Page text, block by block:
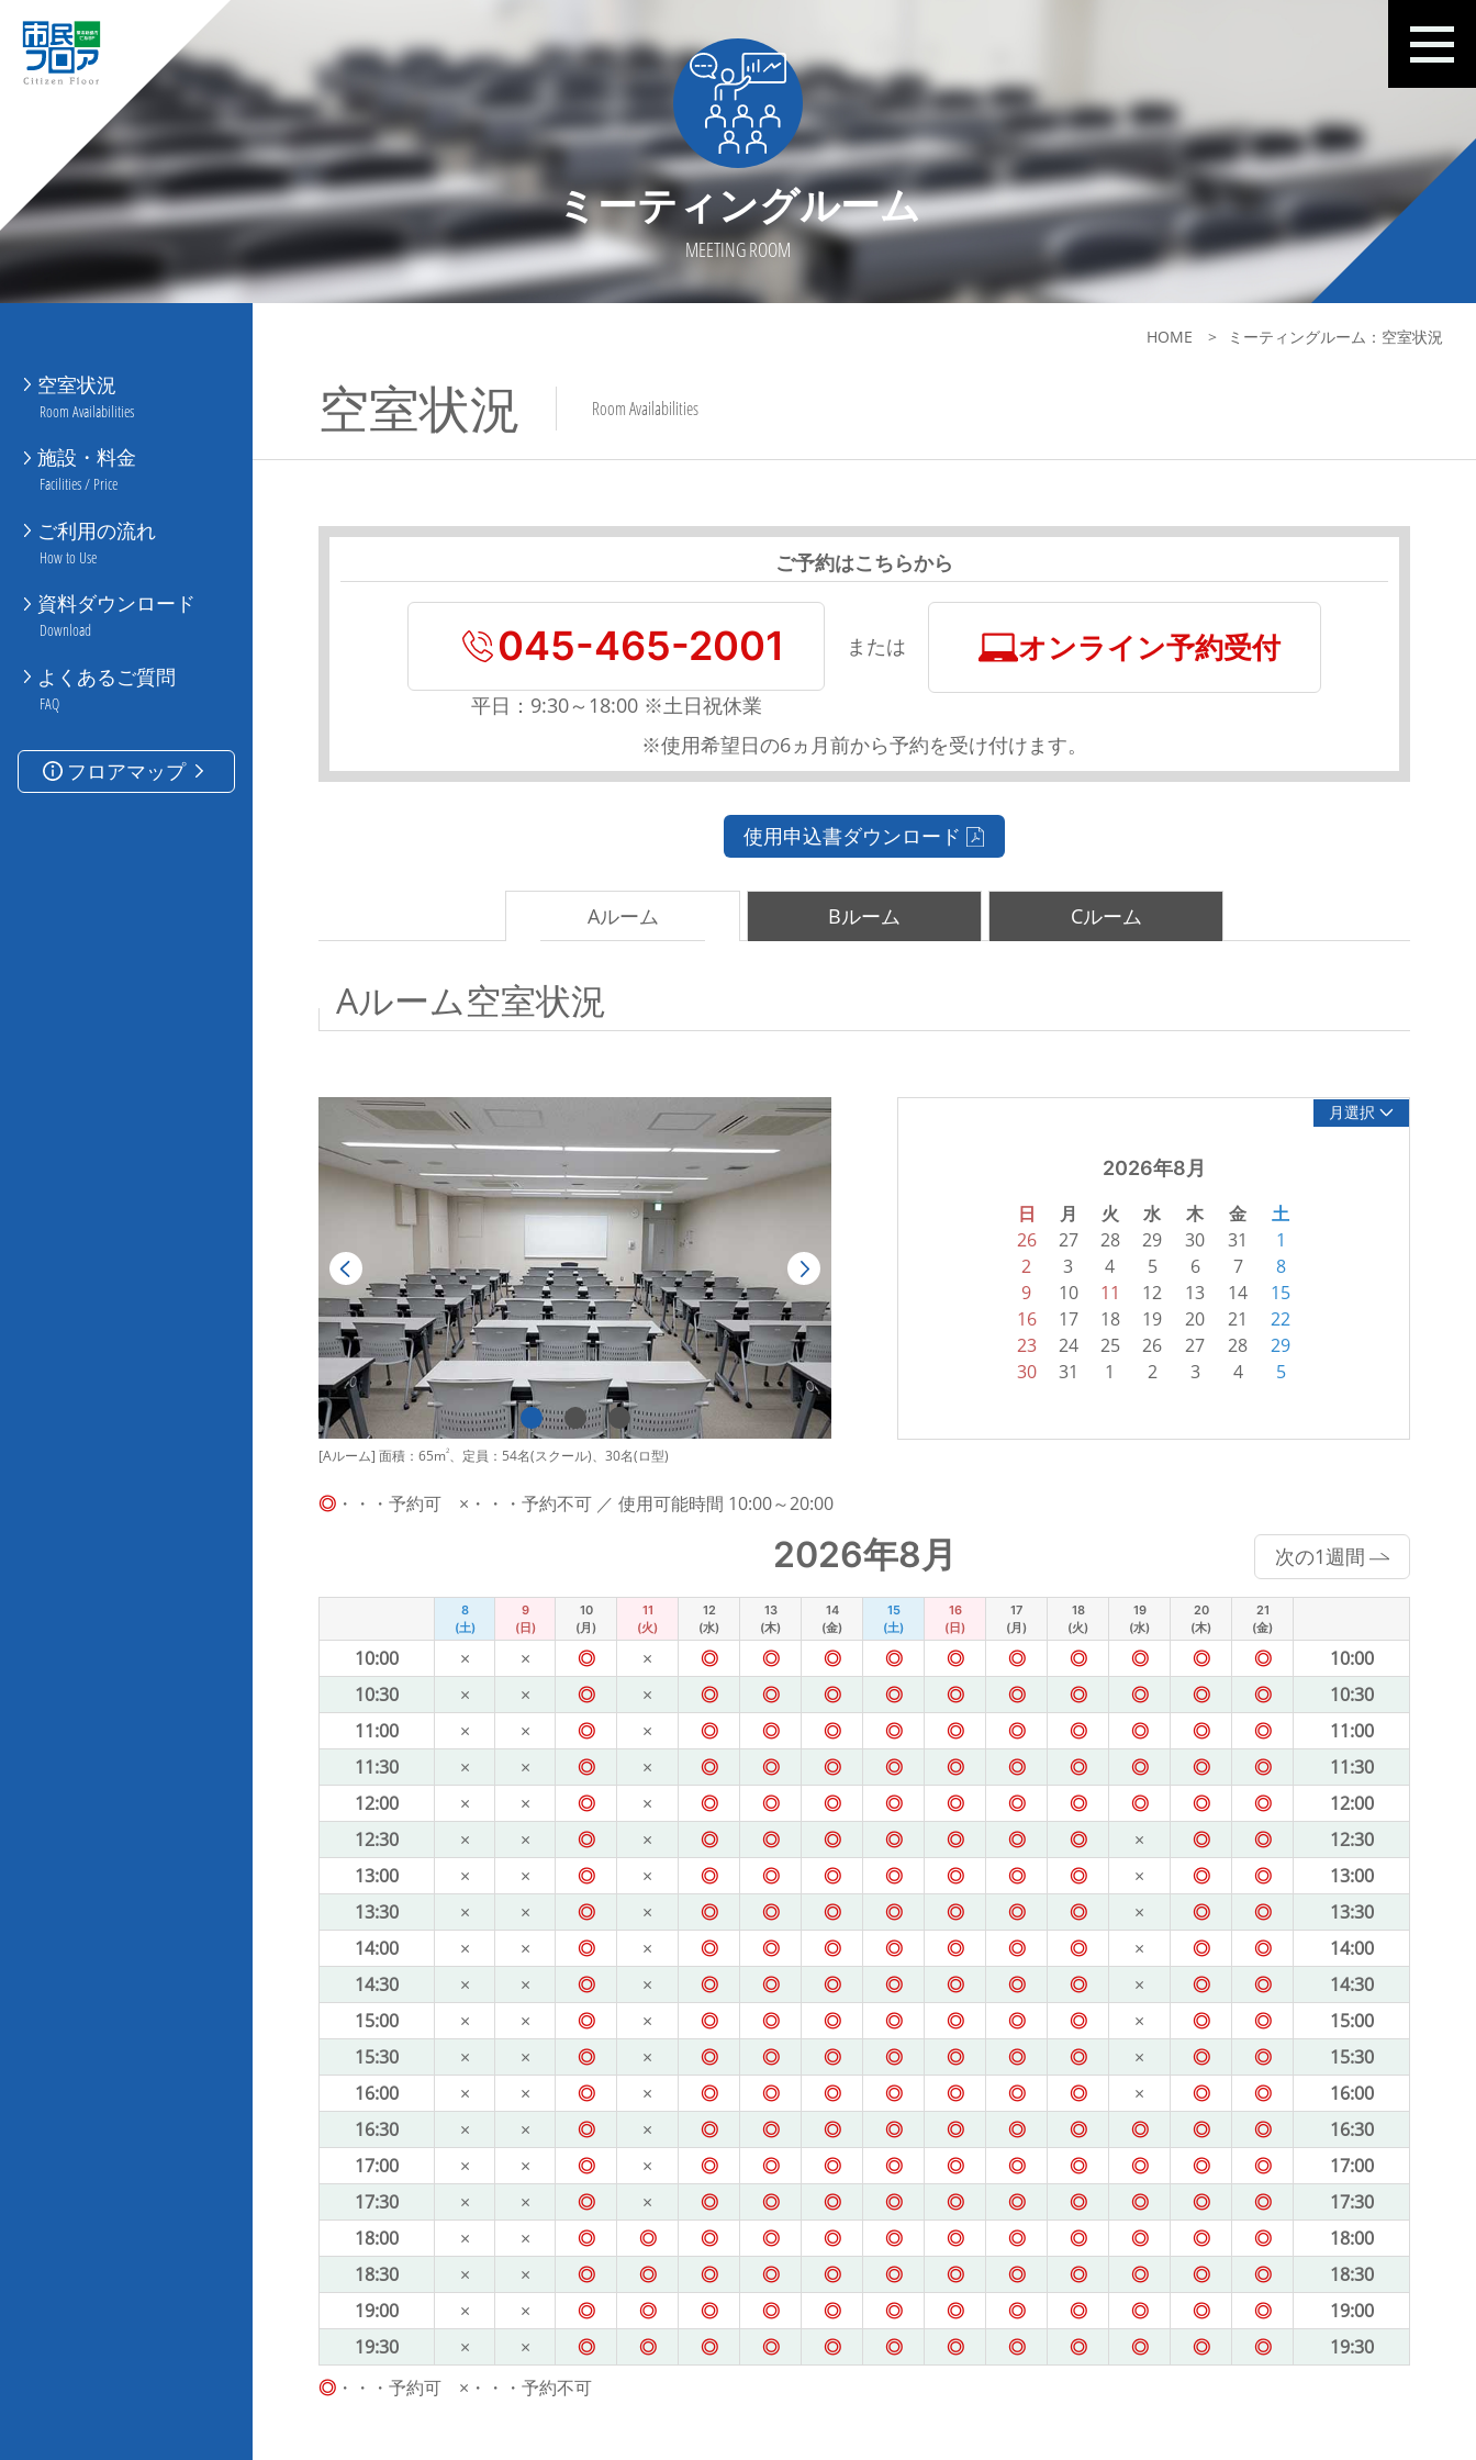
ミーティングルーム
MEETING ROOM
空室状況
Room Availabilities
施設・料金
Facilities / Price
ご利用の流れ
How to Use
資料ダウンロード
Download
よくあるご質問
FAQ
フロアマップ
HOME ミーティングルーム：空室状況
空室状況 Room Availabilities
ご予約はこちらから
045-465-2001
平日：9:30～18:00 ※土日祝休業
または オンライン予約受付
※使用希望日の6ヵ月前から予約を受け付けます。
使用申込書ダウンロード
Aルーム Bルーム Cルーム
Aルーム空室状況
[Aルーム] 面積：65m2、定員：54名(スクール)、30名(ロ型)
月選択
2026年8月
日 月 火 水 木 金 土
26 27 28 29 30 31
1
2
3 4 5 6 7
8
9
10 11 12 13 14
15
16
17 18 19 20 21
22
23
24 25 26 27 28
29
30
31 1 2 3 4 5
◎ ・・・予約可 ×・・・予約不可 ／ 使用可能時間 10:00～20:00
2026年8月 次の1週間
8
(土)
9
(日)
10
(月)
11
(火)
12
(水)
13
(木)
14
(金)
15
(土)
16
(日)
17
(月)
18
(火)
19
(水)
20
(木)
21
(金)
10:00 × × ◎ × ◎ ◎ ◎ ◎ ◎ ◎ ◎ ◎ ◎ ◎
10:00
10:30
× × ◎ × ◎ ◎ ◎ ◎ ◎ ◎ ◎ ◎ ◎ ◎
10:30
11:00
× × ◎ × ◎ ◎ ◎ ◎ ◎ ◎ ◎ ◎ ◎ ◎
11:00
11:30
× × ◎ × ◎ ◎ ◎ ◎ ◎ ◎ ◎ ◎ ◎ ◎
11:30
12:00
× × ◎ × ◎ ◎ ◎ ◎ ◎ ◎ ◎ ◎ ◎ ◎
12:00
12:30
× × ◎ × ◎ ◎ ◎ ◎ ◎ ◎ ◎ × ◎ ◎
12:30
13:00
× × ◎ × ◎ ◎ ◎ ◎ ◎ ◎ ◎ × ◎ ◎
13:00
13:30
× × ◎ × ◎ ◎ ◎ ◎ ◎ ◎ ◎ × ◎ ◎
13:30
14:00
× × ◎ × ◎ ◎ ◎ ◎ ◎ ◎ ◎ × ◎ ◎
14:00
14:30
× × ◎ × ◎ ◎ ◎ ◎ ◎ ◎ ◎ × ◎ ◎
14:30
15:00
× × ◎ × ◎ ◎ ◎ ◎ ◎ ◎ ◎ × ◎ ◎
15:00
15:30
× × ◎ × ◎ ◎ ◎ ◎ ◎ ◎ ◎ × ◎ ◎
15:30
16:00
× × ◎ × ◎ ◎ ◎ ◎ ◎ ◎ ◎ × ◎ ◎
16:00
16:30
× × ◎ × ◎ ◎ ◎ ◎ ◎ ◎ ◎ ◎ ◎ ◎
16:30
17:00
× × ◎ × ◎ ◎ ◎ ◎ ◎ ◎ ◎ ◎ ◎ ◎
17:00
17:30
× × ◎ × ◎ ◎ ◎ ◎ ◎ ◎ ◎ ◎ ◎ ◎
17:30
18:00
× × ◎ ◎ ◎ ◎ ◎ ◎ ◎ ◎ ◎ ◎ ◎ ◎
18:00
18:30
× × ◎ ◎ ◎ ◎ ◎ ◎ ◎ ◎ ◎ ◎ ◎ ◎
18:30
19:00
× × ◎ ◎ ◎ ◎ ◎ ◎ ◎ ◎ ◎ ◎ ◎ ◎
19:00
19:30
× × ◎ ◎ ◎ ◎ ◎ ◎ ◎ ◎ ◎ ◎ ◎ ◎
19:30
◎ ・・・予約可 ×・・・予約不可